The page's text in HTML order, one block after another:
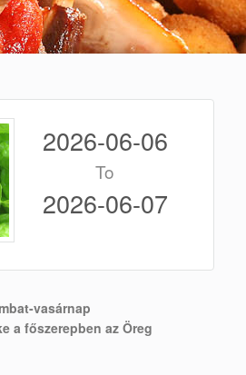
2026-06-06
To
2026-06-07
vasárnap
a főszerepben az Öreg